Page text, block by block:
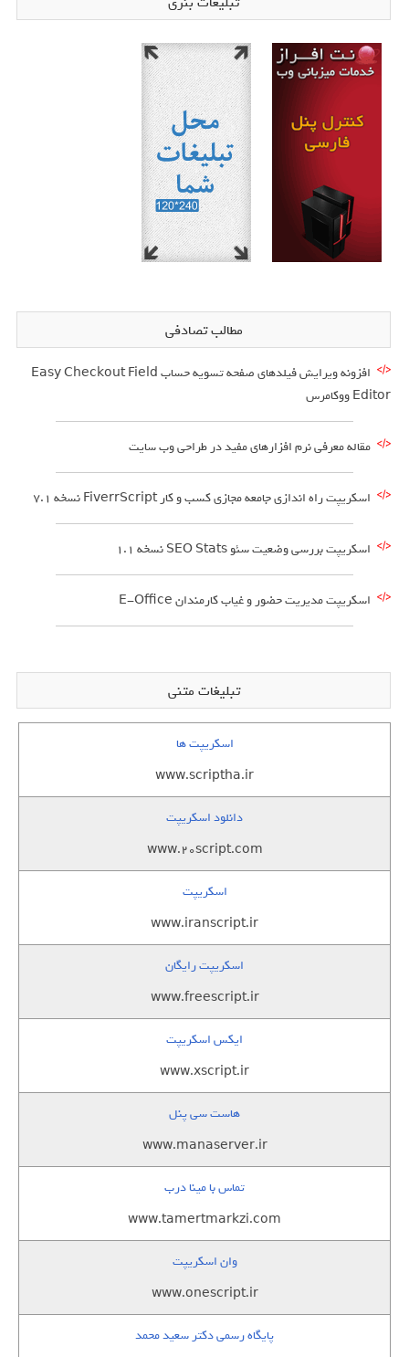
مطالب تصادفی
افزونه ویرایش فیلدهای صفحه تسویه حساب Easy Checkout Field
Editor ووکامرس
مقاله معرفی نرم افزارهای مفید در طراحی وب سایت
اسکریپت راه اندازی جامعه مجازی کسب و کار FiverrScript نسخه 7.1
اسکریپت بررسی وضعیت سئو SEO Stats نسخه 1.1
اسکریپت مدیریت حضور و غیاب کارمندان E-Office
تبلیغات متنی
اسکریپت ها
www.scriptha.ir
دانلود اسکریپت
www.20script.com
اسکریپت
www.iranscript.ir
اسکریپت رایگان
www.freescript.ir
ایکس اسکریپت
www.xscript.ir
هاست سی پنل
www.manaserver.ir
تماس با مینا درب
www.tamertmarkzi.com
وان اسکریپت
www.onescript.ir
پایگاه رسمی دکتر سعید محمد